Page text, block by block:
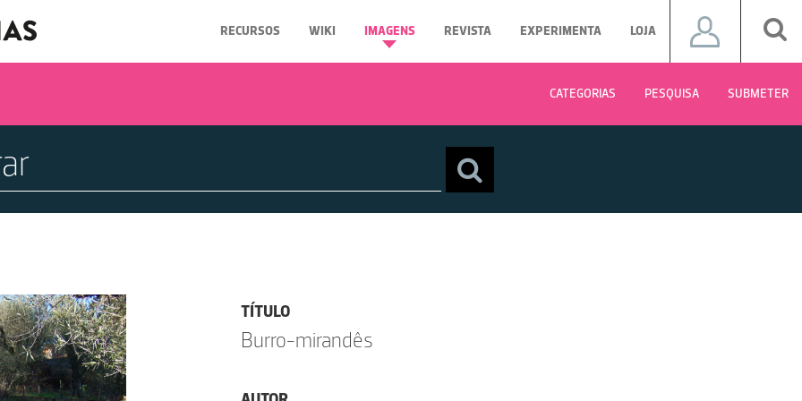
RECURSOS WIKI IMAGENS REVISTA EXPERIMENTA LOJA
CATEGORIAS PESQUISA SUBMETER
TÍTULO
Burro-mirandês